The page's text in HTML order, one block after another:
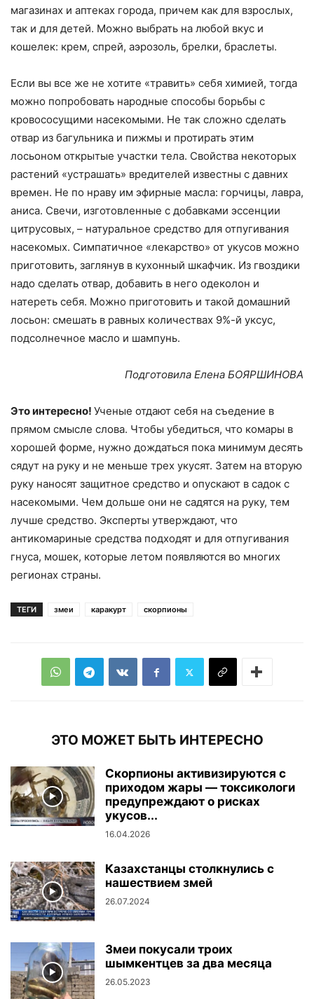
магазинах и аптеках города, причем как для взрослых,
так и для детей. Можно выбрать на любой вкус и
кошелек: крем, спрей, аэрозоль, брелки, браслеты.
Если вы все же не хотите «травить» себя химией, тогда
можно попробовать народные способы борьбы с
кровососущими насекомыми. Не так сложно сделать
отвар из багульника и пижмы и протирать этим
лосьоном открытые участки тела. Свойства некоторых
растений «устрашать» вредителей известны с давних
времен. Не по нраву им эфирные масла: горчицы, лавра,
аниса. Свечи, изготовленные с добавками эссенции
цитрусовых, – натуральное средство для отпугивания
насекомых. Симпатичное «лекарство» от укусов можно
приготовить, заглянув в кухонный шкафчик. Из гвоздики
надо сделать отвар, добавить в него одеколон и
натереть себя. Можно приготовить и такой домашний
лосьон: смешать в равных количествах 9%-й уксус,
подсолнечное масло и шампунь.
Подготовила Елена БОЯРШИНОВА
Это интересно! Ученые отдают себя на съедение в
прямом смысле слова. Чтобы убедиться, что комары в
хорошей форме, нужно дождаться пока минимум десять
сядут на руку и не меньше трех укусят. Затем на вторую
руку наносят защитное средство и опускают в садок с
насекомыми. Чем дольше они не садятся на руку, тем
лучше средство. Эксперты утверждают, что
антикомариные средства подходят и для отпугивания
гнуса, мошек, которые летом появляются во многих
регионах страны.
ТЕГИ змеи каракурт скорпионы
ЭТО МОЖЕТ БЫТЬ ИНТЕРЕСНО
Скорпионы активизируются с
приходом жары — токсикологи
предупреждают о рисках
укусов...
16.04.2026
Казахстанцы столкнулись с
нашествием змей
26.07.2024
Змеи покусали троих
шымкентцев за два месяца
26.05.2023